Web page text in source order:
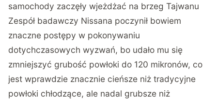
samochody zaczęły wjeżdżać na brzeg Tajwanu
Zespół badawczy Nissana poczynił bowiem
znaczne postępy w pokonywaniu
dotychczasowych wyzwań, bo udało mu się
zmniejszyć grubość powłoki do 120 mikronów, co
jest wprawdzie znacznie cieńsze niż tradycyjne
powłoki chłodzące, ale nadal grubsze niż